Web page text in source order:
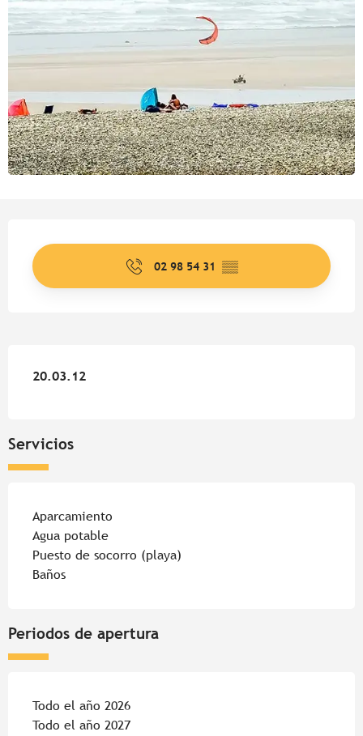
02 98 54 31 ▒▒
20.03.12
20.03.12
Servicios
Aparcamiento
Agua potable
Puesto de socorro (playa)
Baños
Periodos de apertura
Todo el año 2026
Todo el año 2027